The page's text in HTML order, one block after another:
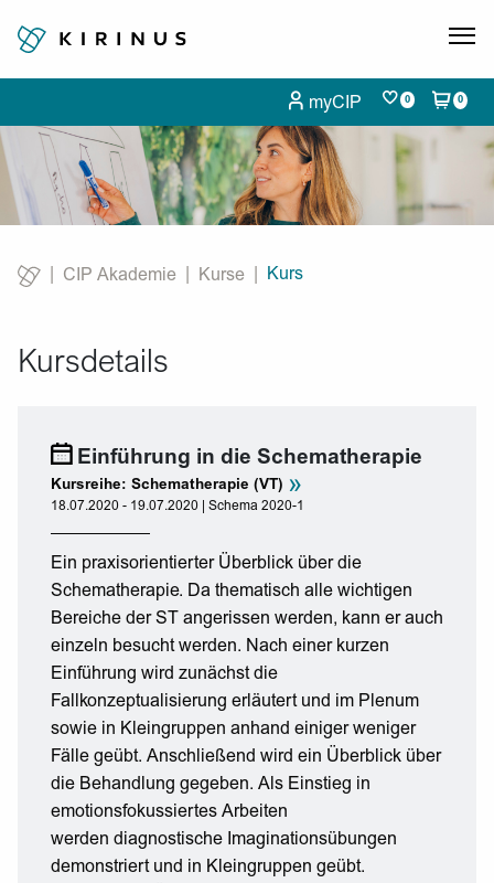
myCIP 0 0
CIP Akademie Kurse
Current:
Kurs
Kursdetails
Einführung in die Schematherapie
Kursreihe: Schematherapie (VT) »
18.07.2020 - 19.07.2020 | Schema 2020-1
Ein praxisorientierter Überblick über die
Schematherapie. Da thematisch alle wichtigen
Bereiche der ST angerissen werden, kann er auch
einzeln besucht werden. Nach einer kurzen
Einführung wird zunächst die
Fallkonzeptualisierung erläutert und im Plenum
sowie in Kleingruppen anhand einiger weniger
Fälle geübt. Anschließend wird ein Überblick über
die Behandlung gegeben. Als Einstieg in
emotionsfokussiertes Arbeiten
werden diagnostische Imaginationsübungen
demonstriert und in Kleingruppen geübt.